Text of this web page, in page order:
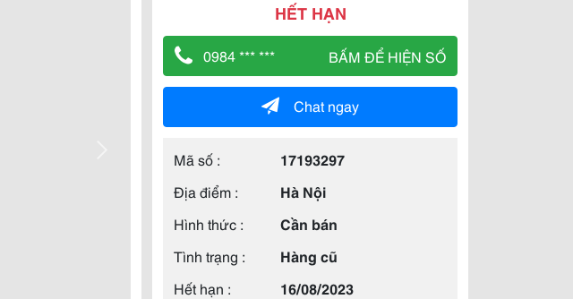
HẾT HẠN
0984 *** *** BẤM ĐỂ HIỆN SỐ
Chat ngay
Mã số :
17193297
Địa điểm :
Hà Nội
Hình thức :
Cần bán
Tình trạng :
Hàng cũ
Hết hạn :
16/08/2023